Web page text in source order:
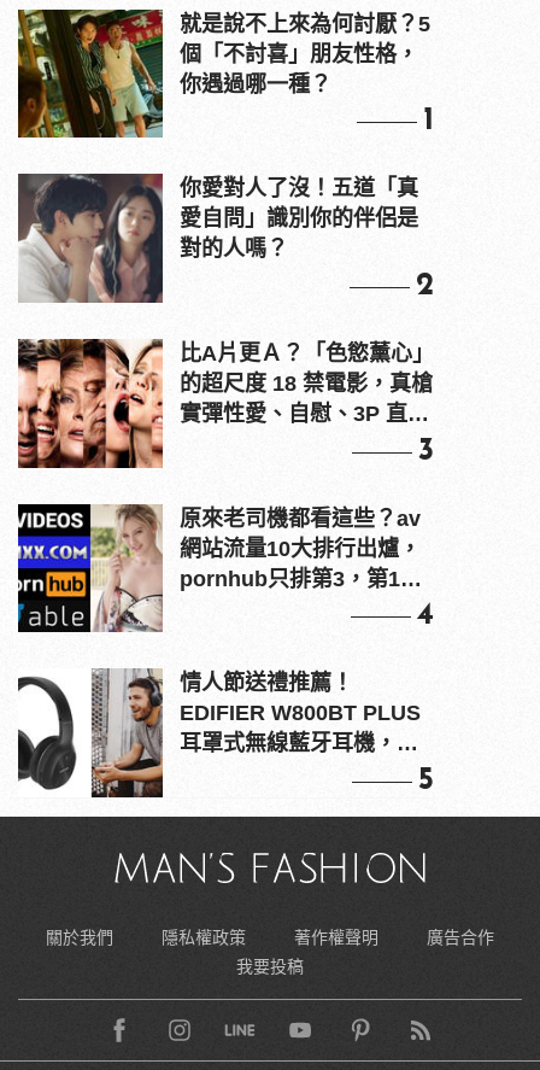
就是說不上來為何討厭？5
個「不討喜」朋友性格，
你遇過哪一種？
1
你愛對人了沒！五道「真
愛自問」識別你的伴侶是
對的人嗎？
2
比A片更Ａ？「色慾薰心」
的超尺度 18 禁電影，真槍
實彈性愛、自慰、3P 直接
3
原來老司機都看這些？av
網站流量10大排行出爐，
pornhub只排第3，第1名
4
情人節送禮推薦！
EDIFIER W800BT PLUS
耳罩式無線藍牙耳機，在
5
關於我們 隱私權政策 著作權聲明
廣告合作
我要投稿